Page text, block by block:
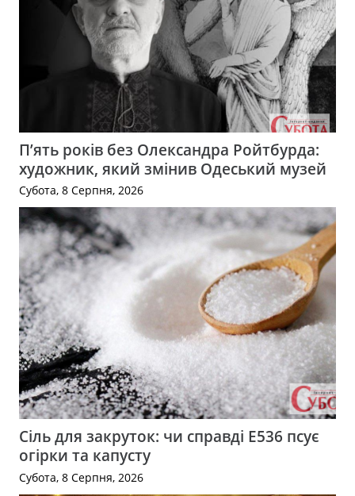
П’ять років без Олександра Ройтбурда:
художник, який змінив Одеський музей
Субота, 8 Серпня, 2026
Сіль для закруток: чи справді Е536 псує
огірки та капусту
Субота, 8 Серпня, 2026